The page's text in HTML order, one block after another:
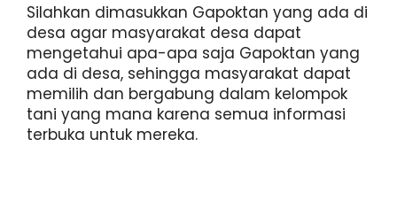
Silahkan dimasukkan Gapoktan yang ada di
desa agar masyarakat desa dapat
mengetahui apa-apa saja Gapoktan yang
ada di desa, sehingga masyarakat dapat
memilih dan bergabung dalam kelompok
tani yang mana karena semua informasi
terbuka untuk mereka.